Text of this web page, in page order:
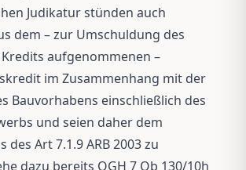
Judikatur stünden auch
dem – zur Umschuldung des
aufgenommenen –
im Zusammenhang mit der
Bauvorhabens einschließlich des
und seien daher dem
des Art 7.1.9 ARB 2003 zu
dazu bereits OGH 7 Ob 130/10h